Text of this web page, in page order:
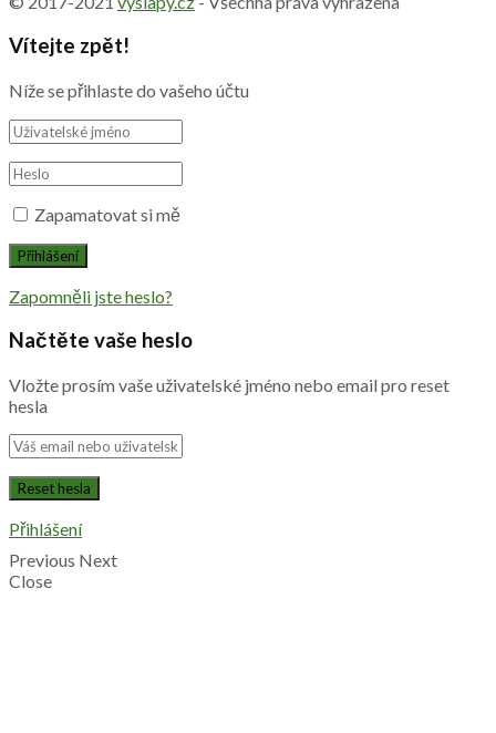
Vítejte zpět!
Níže se přihlaste do vašeho účtu
Zapamatovat si mě
Zapomněli jste heslo?
Načtěte vaše heslo
Vložte prosím vaše uživatelské jméno nebo email pro reset
hesla
Přihlášení
Previous Next
Close